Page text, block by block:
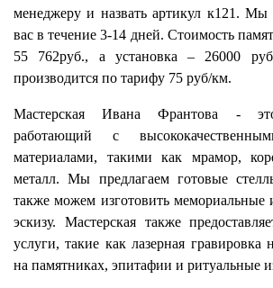
менеджеру и назвать артикул к121. Мы
вас в течение 3-14 дней. Стоимость
55 762руб., а установка – 26000
производится по тарифу 75 руб/км.
Мастерская Ивана Франтова - это
работающий с
материалами, такими как мрамор,
металл. Мы предлагаем готовые
также можем изготовить мемориальные
эскизу. Мастерская также
услуги, такие как лазерная
на памятниках, эпитафии и ритуальные